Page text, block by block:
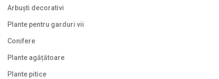
Lavoare
Mobilier de grădină
Noutăți
Plante agățătoare
Arbuști decorativi
Plante pentru garduri vii
Conifere
Plante agățătoare
Plante pitice